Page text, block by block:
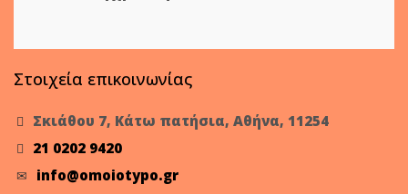
Στοιχεία επικοινωνίας
Σκιάθου 7, Κάτω πατήσια, Αθήνα, 11254
21 0202 9420
info@omoiotypo.gr